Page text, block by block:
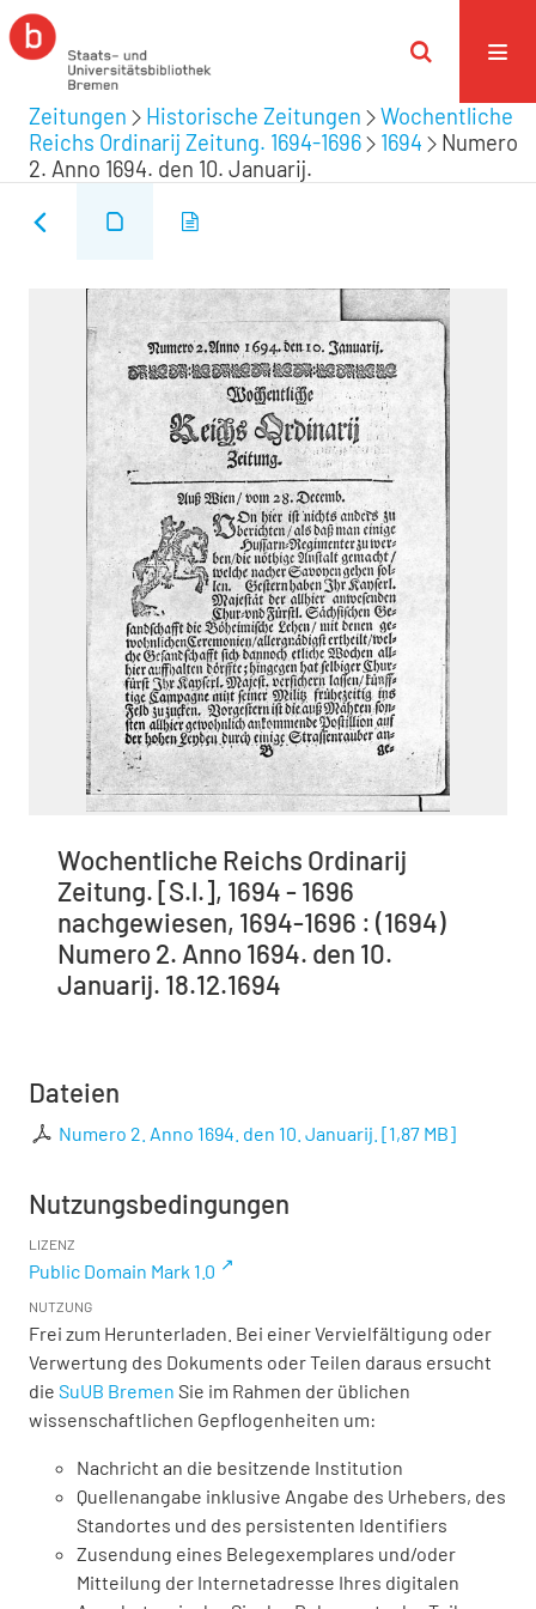
Zeitungen Historische Zeitungen
Wochentliche
Reichs Ordinarij Zeitung. 1694-1696
1694
Numero
2. Anno 1694. den 10. Januarij.
Wochentliche Reichs Ordinarij
Zeitung. [S.l.], 1694 - 1696
nachgewiesen, 1694-1696 : (1694)
Numero 2. Anno 1694. den 10.
Januarij. 18.12.1694
Dateien
Numero 2. Anno 1694. den 10. Januarij. [1,87 MB]
Nutzungsbedingungen
LIZENZ
Public Domain Mark 1.0
NUTZUNG
Frei zum Herunterladen. Bei einer Vervielfältigung oder
Verwertung des Dokuments oder Teilen daraus ersucht
die SuUB Bremen Sie im Rahmen der üblichen
wissenschaftlichen Gepflogenheiten um:
Nachricht an die besitzende Institution
Quellenangabe inklusive Angabe des Urhebers, des
Standortes und des persistenten Identifiers
Zusendung eines Belegexemplares und/oder
Mitteilung der Internetadresse Ihres digitalen